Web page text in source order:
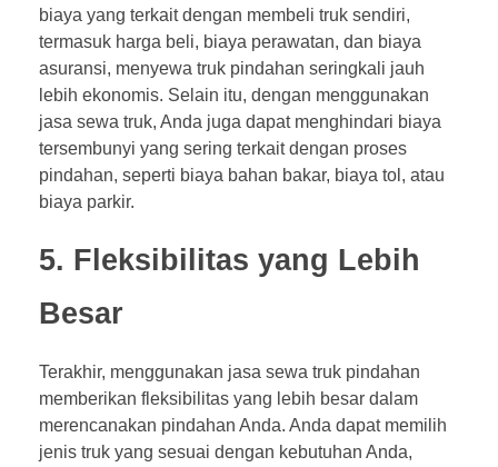
biaya yang terkait dengan membeli truk sendiri,
termasuk harga beli, biaya perawatan, dan biaya
asuransi, menyewa truk pindahan seringkali jauh
lebih ekonomis. Selain itu, dengan menggunakan
jasa sewa truk, Anda juga dapat menghindari biaya
tersembunyi yang sering terkait dengan proses
pindahan, seperti biaya bahan bakar, biaya tol, atau
biaya parkir.
5. Fleksibilitas yang Lebih
Besar
Terakhir, menggunakan jasa sewa truk pindahan
memberikan fleksibilitas yang lebih besar dalam
merencanakan pindahan Anda. Anda dapat memilih
jenis truk yang sesuai dengan kebutuhan Anda,